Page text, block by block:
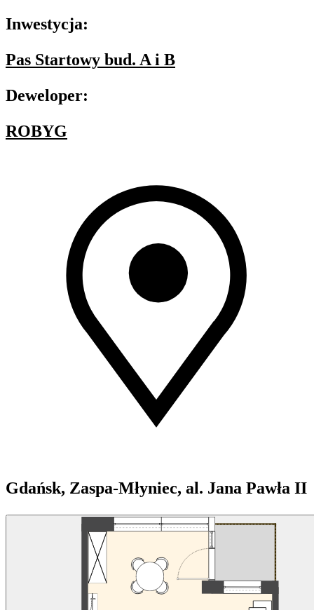
Inwestycja:
Pas Startowy bud. A i B
Deweloper:
ROBYG
Gdańsk, Zaspa-Młyniec, al. Jana Pawła II